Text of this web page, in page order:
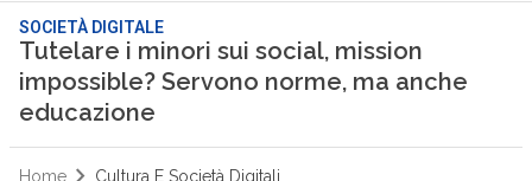
SOCIETÀ DIGITALE
Tutelare i minori sui social, mission
impossible? Servono norme, ma anche
educazione
Home Cultura E Società Digitali